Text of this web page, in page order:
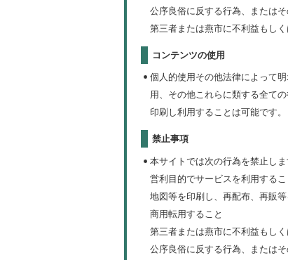
公序良俗に反する行為、または
第三者または燕市に不利益もし
コンテンツの使用
個人的使用その他法律によって
用、その他これらに類する全て
印刷し利用することは可能です。
禁止事項
本サイトでは次の行為を禁止しま
営利目的でサービスを利用するこ
地図等を印刷し、再配布、再販等
商用転用すること
第三者または燕市に不利益もし
公序良俗に反する行為、または